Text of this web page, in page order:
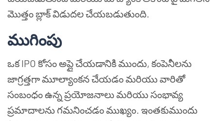
మొత్తం బ్లాక్ విడుదల చేయబడుతుంది.
ముగింపు
ఒక IPO కోసం అప్లై చేయడానికి ముందు, కంపెనీలను
జాగ్రత్తగా మూల్యాంకన చేయడం మరియు వారితో
సంబంధం ఉన్న ప్రయోజనాలు మరియు సంభావ్య
ప్రమాదాలను గమనించడం ముఖ్యం. ఇంతకుముందు